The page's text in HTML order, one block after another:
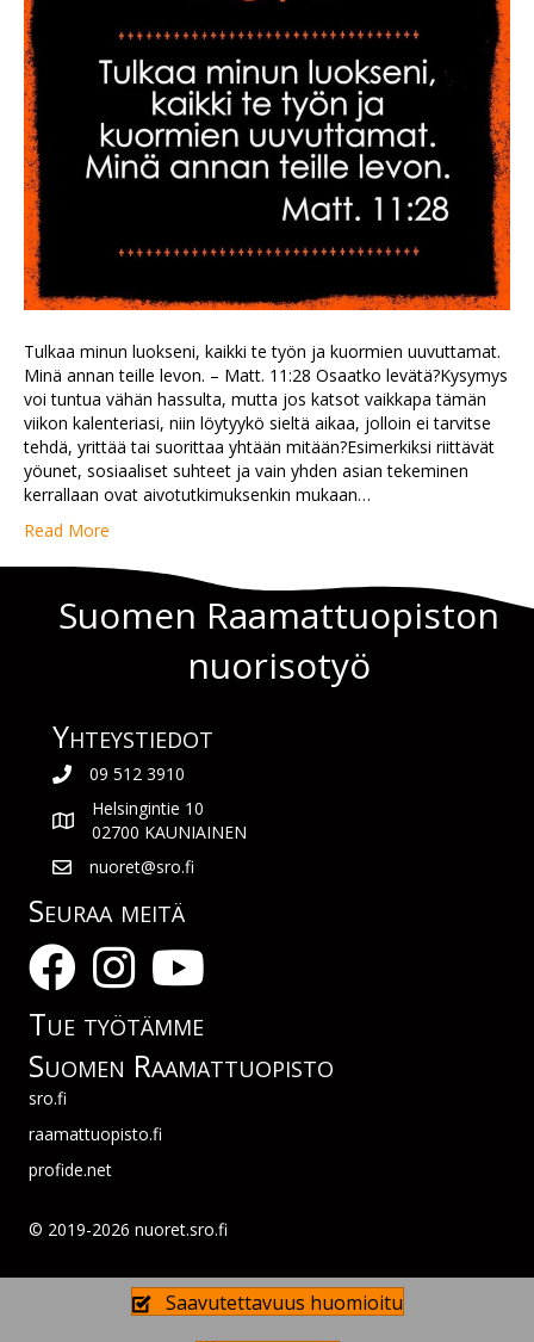
Tulkaa minun luokseni, kaikki te työn ja kuormien uuvuttamat.
Minä annan teille levon. – Matt. 11:28 Osaatko levätä?Kysymys
voi tuntua vähän hassulta, mutta jos katsot vaikkapa tämän
viikon kalenteriasi, niin löytyykö sieltä aikaa, jolloin ei tarvitse
tehdä, yrittää tai suorittaa yhtään mitään?Esimerkiksi riittävät
yöunet, sosiaaliset suhteet ja vain yhden asian tekeminen
kerrallaan ovat aivotutkimuksenkin mukaan…
Read More
Suomen Raamattuopiston
nuorisotyö
Yhteys­tiedot
09 512 3910
Helsingintie 10
02700 KAUNIAINEN
nuoret@sro.fi
Seuraa meitä
Tue työtämme
Suomen Raamattuopisto
sro.fi
raamattuopisto.fi
profide.net
© 2019-2026 nuoret.sro.fi
Saavutettavuus huomioitu